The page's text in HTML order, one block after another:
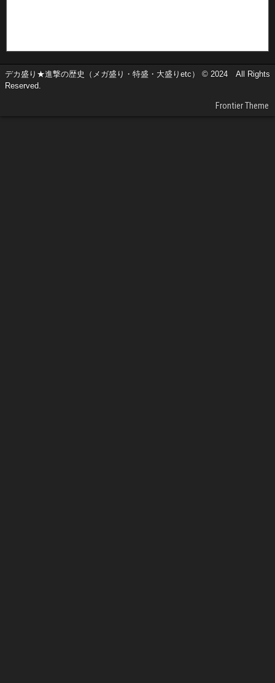
デカ盛り★進撃の歴史（メガ盛り・特盛・大盛りetc） © 2024 All Rights
Reserved.
Frontier Theme